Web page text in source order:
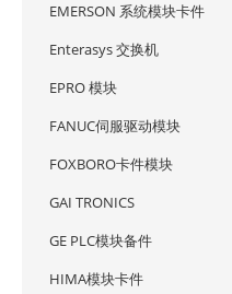
EMERSON 系统模块卡件
Enterasys 交换机
EPRO 模块
FANUC伺服驱动模块
FOXBORO卡件模块
GAI TRONICS
GE PLC模块备件
HIMA模块卡件